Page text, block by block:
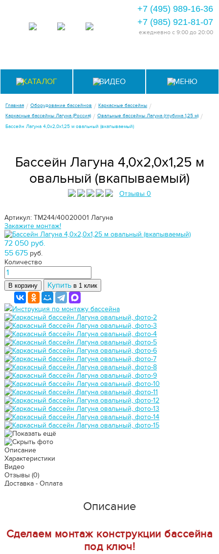
+7 (495) 989-16-36
+7 (985) 921-81-07
ежедневно с 9:00 до 20:00
КАТАЛОГ ВИДЕО МЕНЮ
Главная / Оборудование бассейнов / Каркасные бассейны /
Каркасные бассейны Лагуна (Россия) / Овальные бассейны Лагуна (глубина 1,25 м) /
Бассейн Лагуна 4,0х2,0х1,25 м овальный (вкапываемый)
Бассейн Лагуна 4,0х2,0х1,25 м
овальный (вкапываемый)
Отзывы 0
Артикул: ТМ244/40020001 Лагуна
Закажите монтаж!
72 050 руб.
55 675 руб.
Количество
В корзину Купить в 1 клик
Инструкция по монтажу бассейна
Описание
Характеристики
Видео
Отзывы (0)
Доставка - Оплата
Описание
Сделаем монтаж конструкции бассейна
под ключ!